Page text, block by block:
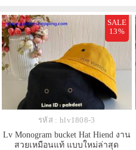
SALE
13%
รหัส : hlv1808-3
Lv Monogram bucket Hat Hiend งาน
สวยเหมือนแท้ แบบใหม่ล่าสุด